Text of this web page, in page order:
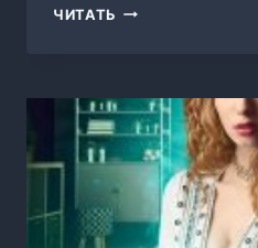
ЧИТАТЬ ИЛЬКА